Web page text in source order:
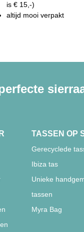
is € 15,-)
altijd mooi verpakt
TASSEN OP
Gerecyclede
Ibiza tas
Unieke
tassen
Myra Bag